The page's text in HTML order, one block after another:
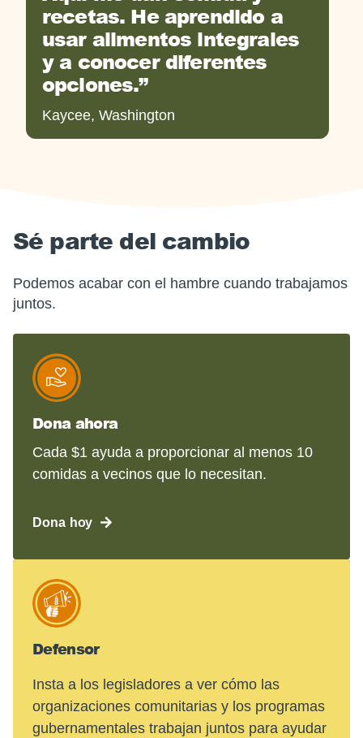
recetas. He aprendido a
usar alimentos integrales
y a conocer diferentes
opciones.
Kaycee, Washington
Sé parte del cambio
Podemos acabar con el hambre cuando trabajamos
juntos.
Dona ahora
Cada $1 ayuda a proporcionar al menos 10
comidas a vecinos que lo necesitan.
Dona hoy
Defensor
Insta a los legisladores a ver cómo las
organizaciones comunitarias y los programas
gubernamentales trabajan juntos para ayudar